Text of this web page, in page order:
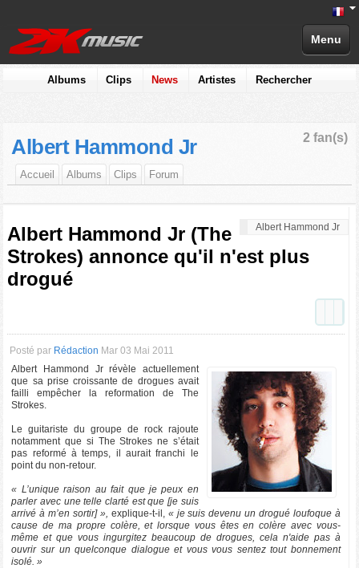
Menu
Albums Clips News Artistes Rechercher
2 fan(s)
Albert Hammond Jr
Accueil Albums Clips Forum
Albert Hammond Jr
Albert Hammond Jr (The
Strokes) annonce qu'il n'est plus
drogué
Posté par Rédaction Mar 03 Mai 2011
Albert Hammond Jr révèle actuellement
que sa prise croissante de drogues avait
failli empêcher la reformation de The
Strokes.
Le guitariste du groupe de rock rajoute
notamment que si The Strokes ne s’était
pas reformé à temps, il aurait franchi le
point du non-retour.
« L’unique raison au fait que je peux en
parler avec une telle clarté est que [je suis
arrivé à m’en sortir] », explique-t-il, « je suis devenu un drogué loufoque à
cause de ma propre colère, et lorsque vous êtes en colère avec vous-
même et que vous ingurgitez beaucoup de drogues, cela n'aide pas à
ouvrir sur un quelconque dialogue et vous vous sentez tout bonnement
isolé. »